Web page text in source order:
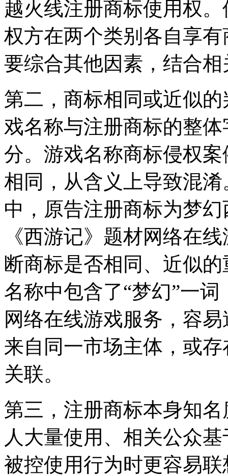
越火线注册商标使用权
权方在两个类别各自享
要综合其他因素，结合
第二，商标相同或近似
戏名称与注册商标的整
分。游戏名称商标侵权
相同，从含义上导致混
中，原告注册商标为梦
《西游记》题材网络在
断商标是否相同、近似
名称中包含了“梦幻”一
网络在线游戏服务，容
来自同一市场主体，或
关联。
第三，注册商标本身知
人大量使用、相关公众
被控使用行为时更容易